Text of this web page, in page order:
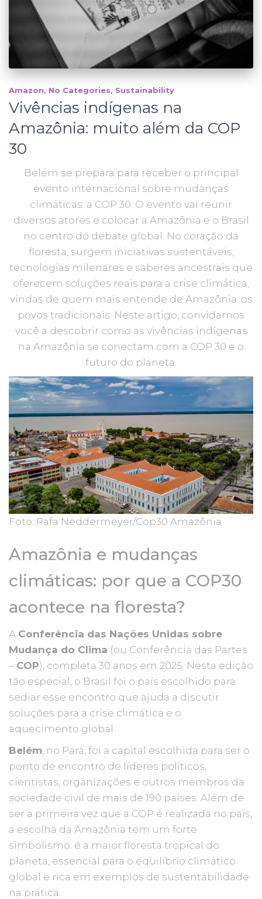
Amazon No Categories Sustainability
Vivências indígenas na
Amazônia: muito além da COP
30
Belém se prepara para receber o principal
evento internacional sobre mudanças
climáticas: a COP 30. O evento vai reunir
diversos atores e colocar a Amazônia e o Brasil
no centro do debate global. No coração da
floresta, surgem iniciativas sustentáveis,
tecnologias milenares e saberes ancestrais que
oferecem soluções reais para a crise climática,
vindas de quem mais entende de Amazônia: os
povos tradicionais. Neste artigo, convidamos
você a descobrir como as vivências indígenas
na Amazônia se conectam com a COP 30 e o
futuro do planeta.
Foto: Rafa Neddermeyer/Cop30 Amazônia
Amazônia e mudanças
climáticas: por que a COP30
acontece na floresta?
A Conferência das Nações Unidas sobre
Mudança do Clima (ou Conferência das Partes
– COP), completa 30 anos em 2025. Nesta edição
tão especial, o Brasil foi o país escolhido para
sediar esse encontro que ajuda a discutir
soluções para a crise climática e o
aquecimento global.
Belém , no Pará, foi a capital escolhida para ser o
ponto de encontro de líderes políticos,
cientistas, organizações e outros membros da
sociedade civil de mais de 190 países. Além de
ser a primeira vez que a COP é realizada no país,
a escolha da Amazônia tem um forte
simbolismo: é a maior floresta tropical do
planeta, essencial para o equilíbrio climático
global e rica em exemplos de sustentabilidade
na prática.